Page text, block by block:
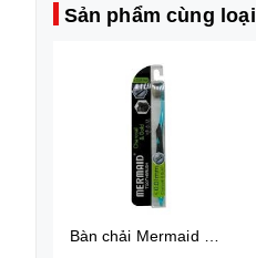
Sản phẩm cùng loại